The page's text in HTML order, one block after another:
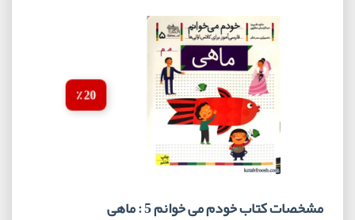
20 ٪
مشخصات کتاب خودم می خوانم 5 : ماهی